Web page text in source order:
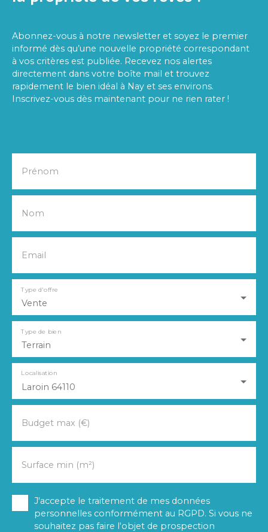
Abonnez-vous à notre newsletter et soyez le premier
informé dès qu’une nouvelle propriété correspondant
à vos critères est publiée. Recevez nos alertes
directement dans votre boîte mail et trouvez
rapidement le bien idéal à Nay et ses environs.
Inscrivez-vous dès maintenant pour ne rien rater !
Prénom
Nom
Email
Vente
Type d'offre
Terrain
Type de bien
Laroin 64110
Localisation
Budget max (€)
Surface min (m²)
J'accepte le traitement de mes données
personnelles conformément au RGPD. Si vous ne
souhaitez pas faire l'objet de prospection